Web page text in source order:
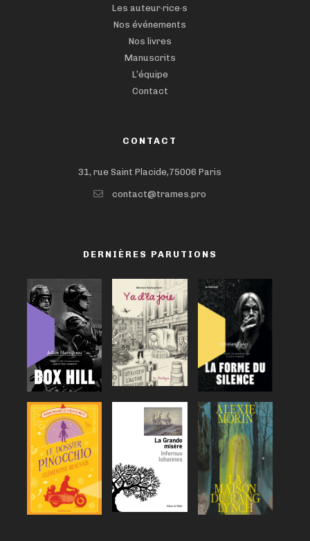
Les auteur·rice·s
Nos événements
Nos livres
Manuscrits
L’équipe
Contact
CONTACT
31, rue Saint Placide,75006 Paris
contact@trames.pro
DERNIÈRES PARUTIONS